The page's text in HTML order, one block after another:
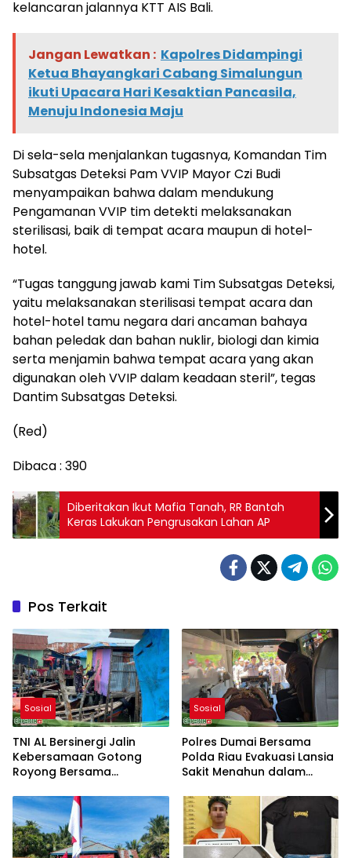
kelancaran jalannya KTT AIS Bali.
Jangan Lewatkan : Kapolres Didampingi
Ketua Bhayangkari Cabang Simalungun
ikuti Upacara Hari Kesaktian Pancasila,
Menuju Indonesia Maju
Di sela-sela menjalankan tugasnya, Komandan Tim
Subsatgas Deteksi Pam VVIP Mayor Czi Budi
menyampaikan bahwa dalam mendukung
Pengamanan VVIP tim detekti melaksanakan
sterilisasi, baik di tempat acara maupun di hotel-
hotel.
“Tugas tanggung jawab kami Tim Subsatgas Deteksi,
yaitu melaksanakan sterilisasi tempat acara dan
hotel-hotel tamu negara dari ancaman bahaya
bahan peledak dan bahan nuklir, biologi dan kimia
serta menjamin bahwa tempat acara yang akan
digunakan oleh VVIP dalam keadaan steril”, tegas
Dantim Subsatgas Deteksi.
(Red)
Dibaca : 390
Diberitakan Ikut Mafia Tanah, RR Bantah
Keras Lakukan Pengrusakan Lahan AP
Pos Terkait
Sosial
TNI AL Bersinergi Jalin
Kebersamaan Gotong
Royong Bersama
Sebrang Belawan
Sosial
Polres Dumai Bersama
Polda Riau Evakuasi Lansia
Sakit Menahun dalam
Putih Presisi